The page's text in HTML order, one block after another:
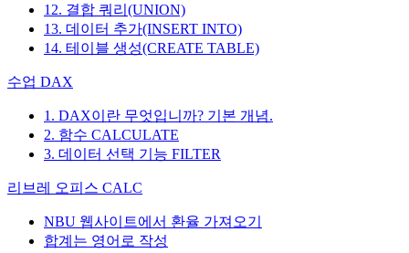
12. 결합 쿼리(UNION)
13. 데이터 추가(INSERT INTO)
14. 테이블 생성(CREATE TABLE)
수업 DAX
1. DAX이란 무엇입니까? 기본 개념.
2. 함수 CALCULATE
3. 데이터 선택 기능 FILTER
리브레 오피스 CALC
NBU 웹사이트에서 환율 가져오기
합계는 영어로 작성